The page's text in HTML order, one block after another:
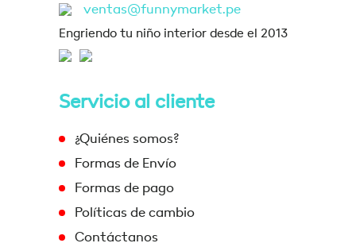
ventas@funnymarket.pe
Engriendo tu niño interior desde el 2013
Servicio al cliente
¿Quiénes somos?
Formas de Envío
Formas de pago
Políticas de cambio
Contáctanos